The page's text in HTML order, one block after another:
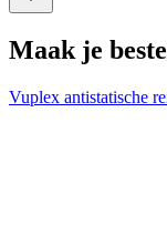
Maak je
Vuplex antistatische